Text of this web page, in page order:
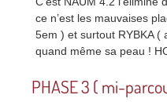
ce n’est les mauvaises
5em ) et surtout RYBKA (
quand même sa peau !
PHASE 3 ( mi-